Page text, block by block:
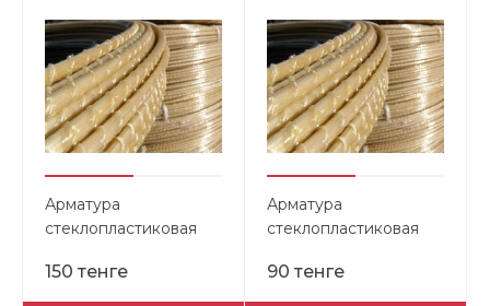
Арматура
стеклопластиковая
150 тенге
Арматура
стеклопластиковая
90 тенге